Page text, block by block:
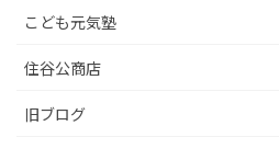
こども元気塾
住谷公商店
旧ブログ